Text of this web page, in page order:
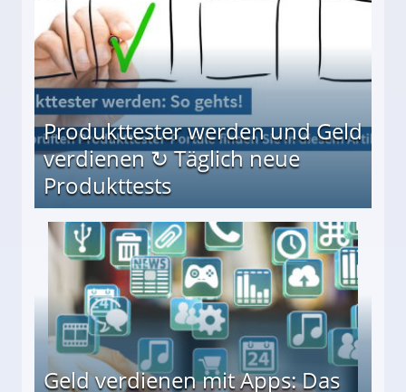
Produkttester werden und Geld
verdienen ↻ Täglich neue
Produkttests
↻ Täglich neue Produkttests
Geld verdienen mit Apps: Das